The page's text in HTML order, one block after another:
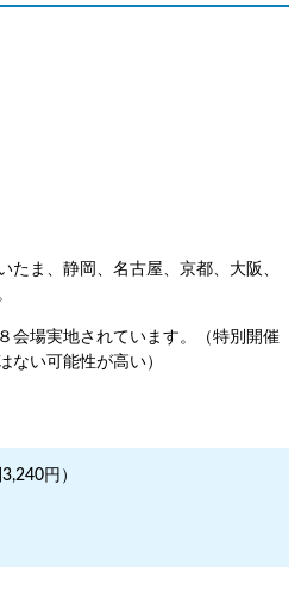
たま、静岡、名古屋、京都、大阪、
会場実地されています。（特別開催
ない可能性が高い）
円）